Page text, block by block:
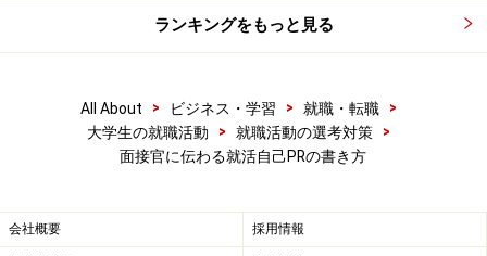
この作業で出てきた君の「価値観・世界観」を表す言葉
ギリギリまで考えてみてね
※次のページで、受験する企業で「やりたいこと」を明
※記事内容は執筆時点のものです。最新の内容をご確認くださ
ランキングをもっと見る
All About > ビジネス・学習 > 就職・転職
>
大学生の就職活動
> 就職活動の選考対策
>
面接官に伝わる就活自己PRの書き方
会社概要 採用情報